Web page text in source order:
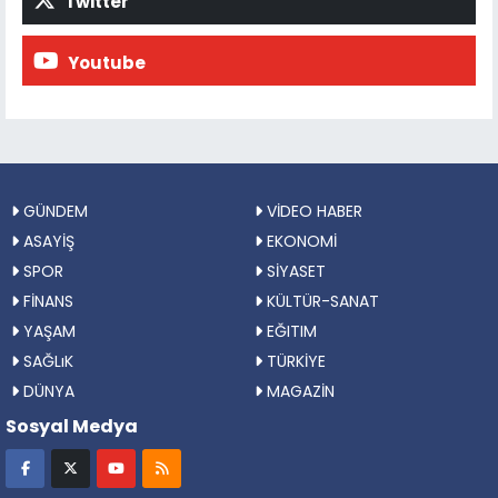
Youtube
GÜNDEM
VİDEO HABER
ASAYİŞ
EKONOMİ
SPOR
SİYASET
FİNANS
KÜLTÜR-SANAT
YAŞAM
EĞITIM
SAĞLıK
TÜRKİYE
DÜNYA
MAGAZİN
Sosyal Medya